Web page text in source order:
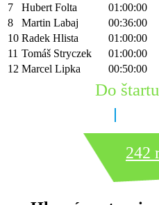
7
Hubert Folta
01:00:00
8
Martin Labaj
00:36:00
10 Radek Hlista
01:00:00
11 Tomáš Stryczek
01:00:00
12 Marcel Lipka 00:50:00
Do
242